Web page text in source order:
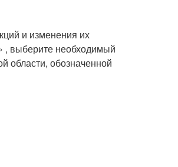
и изменения их
, выберите необходимый
области, обозначенной